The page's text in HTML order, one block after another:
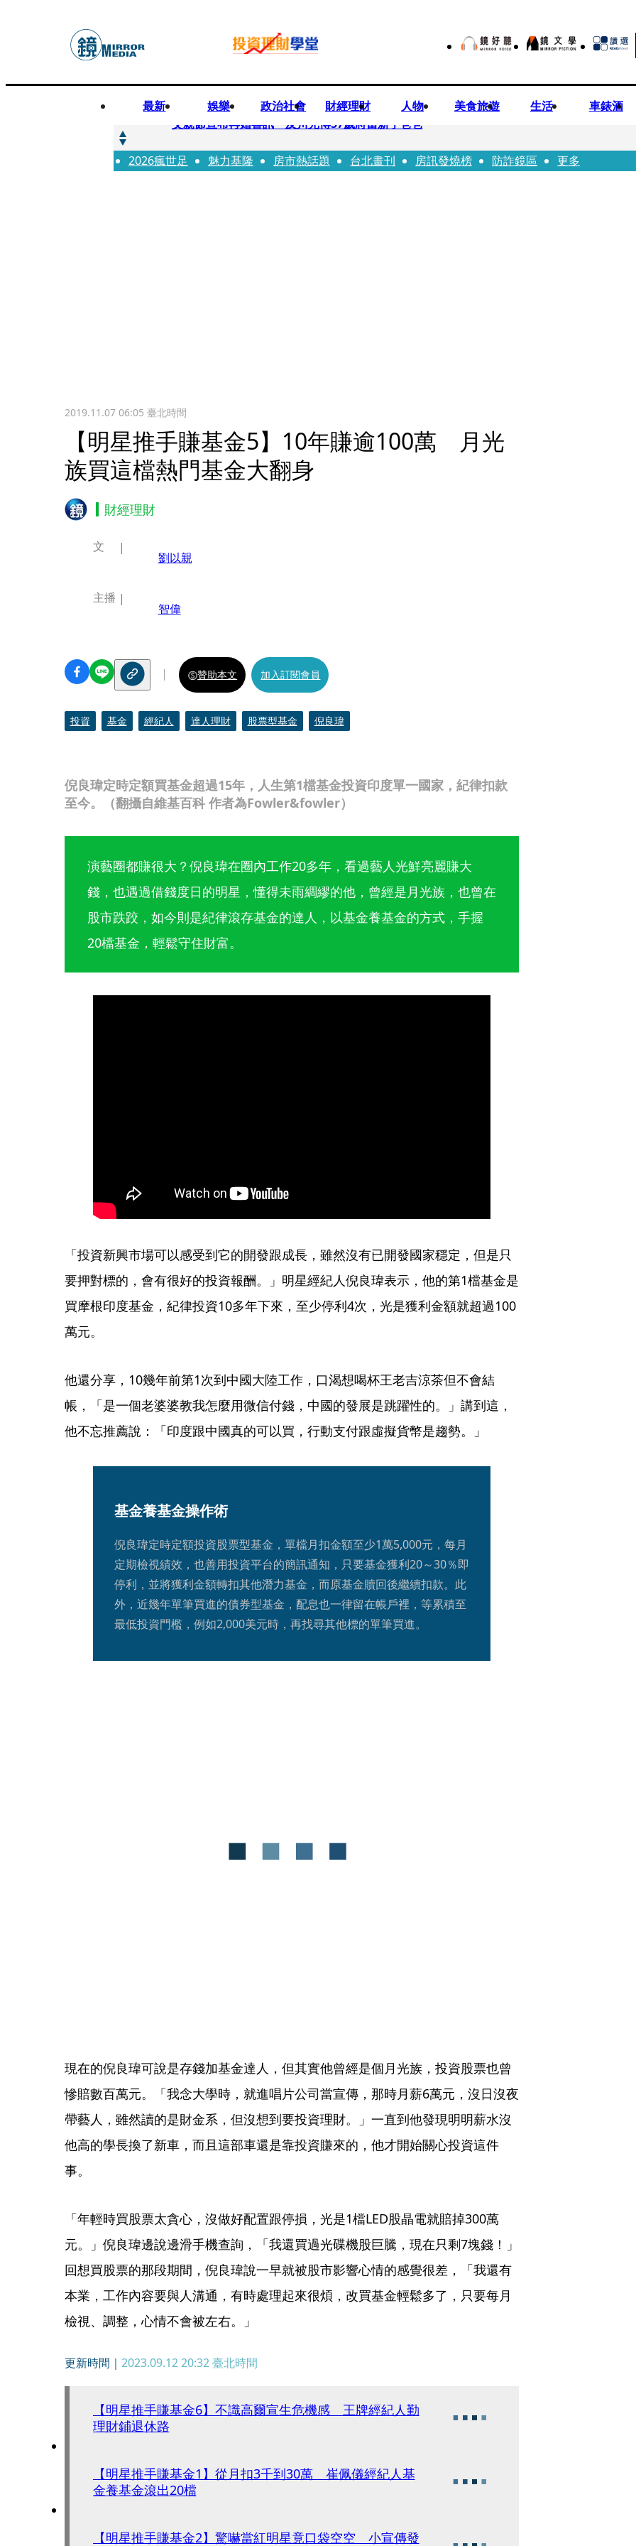
最新 娛樂 政治社會 財經理財 人物 美食旅遊 生活 車錶酒
快訊
父親節宣布再婚喜訊 及川光博57歲將當新手爸爸
快訊
改姓斷開阿湯哥！20歲舒莉首登台「1人分飾4角」 觀眾驚艷：錯怪星二代了
2026瘋世足 魅力基隆 房市熱話題 台北畫刊 房訊發燒榜 防詐鏡區 更多
2019.11.07 06:05 臺北時間
【明星推手賺基金5】10年賺逾100萬 月光
族買這檔熱門基金大翻身
財經理財
倪良瑋定時定額買基金超過15年，人生第1檔基金投資印度單一國家，紀律扣款
至今。（翻攝自維基百科 作者為Fowler&fowler）
文
劉以親
主播
智偉
贊助本文 加入訂閱會員
投資 基金 經紀人 達人理財 股票型基金 倪良瑋
演藝圈都賺很大？倪良瑋在圈內工作20多年，看過藝人光鮮亮麗賺大
錢，也遇過借錢度日的明星，懂得未雨綢繆的他，曾經是月光族，也曾在
股市跌跤，如今則是紀律滾存基金的達人，以基金養基金的方式，手握
20檔基金，輕鬆守住財富。
「投資新興市場可以感受到它的開發跟成長，雖然沒有已開發國家穩定，但是只
要押對標的，會有很好的投資報酬。」明星經紀人倪良瑋表示，他的第1檔基金是
買摩根印度基金，紀律投資10多年下來，至少停利4次，光是獲利金額就超過100
萬元。
他還分享，10幾年前第1次到中國大陸工作，口渴想喝杯王老吉涼茶但不會結
帳，「是一個老婆婆教我怎麼用微信付錢，中國的發展是跳躍性的。」講到這，
他不忘推薦說：「印度跟中國真的可以買，行動支付跟虛擬貨幣是趨勢。」
基金養基金操作術
倪良瑋定時定額投資股票型基金，單檔月扣金額至少1萬5,000元，每月
定期檢視績效，也善用投資平台的簡訊通知，只要基金獲利20～30％即
停利，並將獲利金額轉扣其他潛力基金，而原基金贖回後繼續扣款。此
外，近幾年單筆買進的債券型基金，配息也一律留在帳戶裡，等累積至
最低投資門檻，例如2,000美元時，再找尋其他標的單筆買進。
現在的倪良瑋可說是存錢加基金達人，但其實他曾經是個月光族，投資股票也曾
慘賠數百萬元。「我念大學時，就進唱片公司當宣傳，那時月薪6萬元，沒日沒夜
帶藝人，雖然讀的是財金系，但沒想到要投資理財。」一直到他發現明明薪水沒
他高的學長換了新車，而且這部車還是靠投資賺來的，他才開始關心投資這件
事。
「年輕時買股票太貪心，沒做好配置跟停損，光是1檔LED股晶電就賠掉300萬
元。」倪良瑋邊說邊滑手機查詢，「我還買過光碟機股巨騰，現在只剩7塊錢！」
回想買股票的那段期間，倪良瑋說一早就被股市影響心情的感覺很差，「我還有
本業，工作內容要與人溝通，有時處理起來很煩，改買基金輕鬆多了，只要每月
檢視、調整，心情不會被左右。」
更新時間｜ 2023.09.12 20:32臺北時間
【明星推手賺基金6】不識高爾宣生危機感 王牌經紀人勤
理財鋪退休路
【明星推手賺基金1】從月扣3千到30萬 崔佩儀經紀人基
金養基金滾出20檔
【明星推手賺基金2】驚嚇當紅明星竟口袋空空 小宣傳發